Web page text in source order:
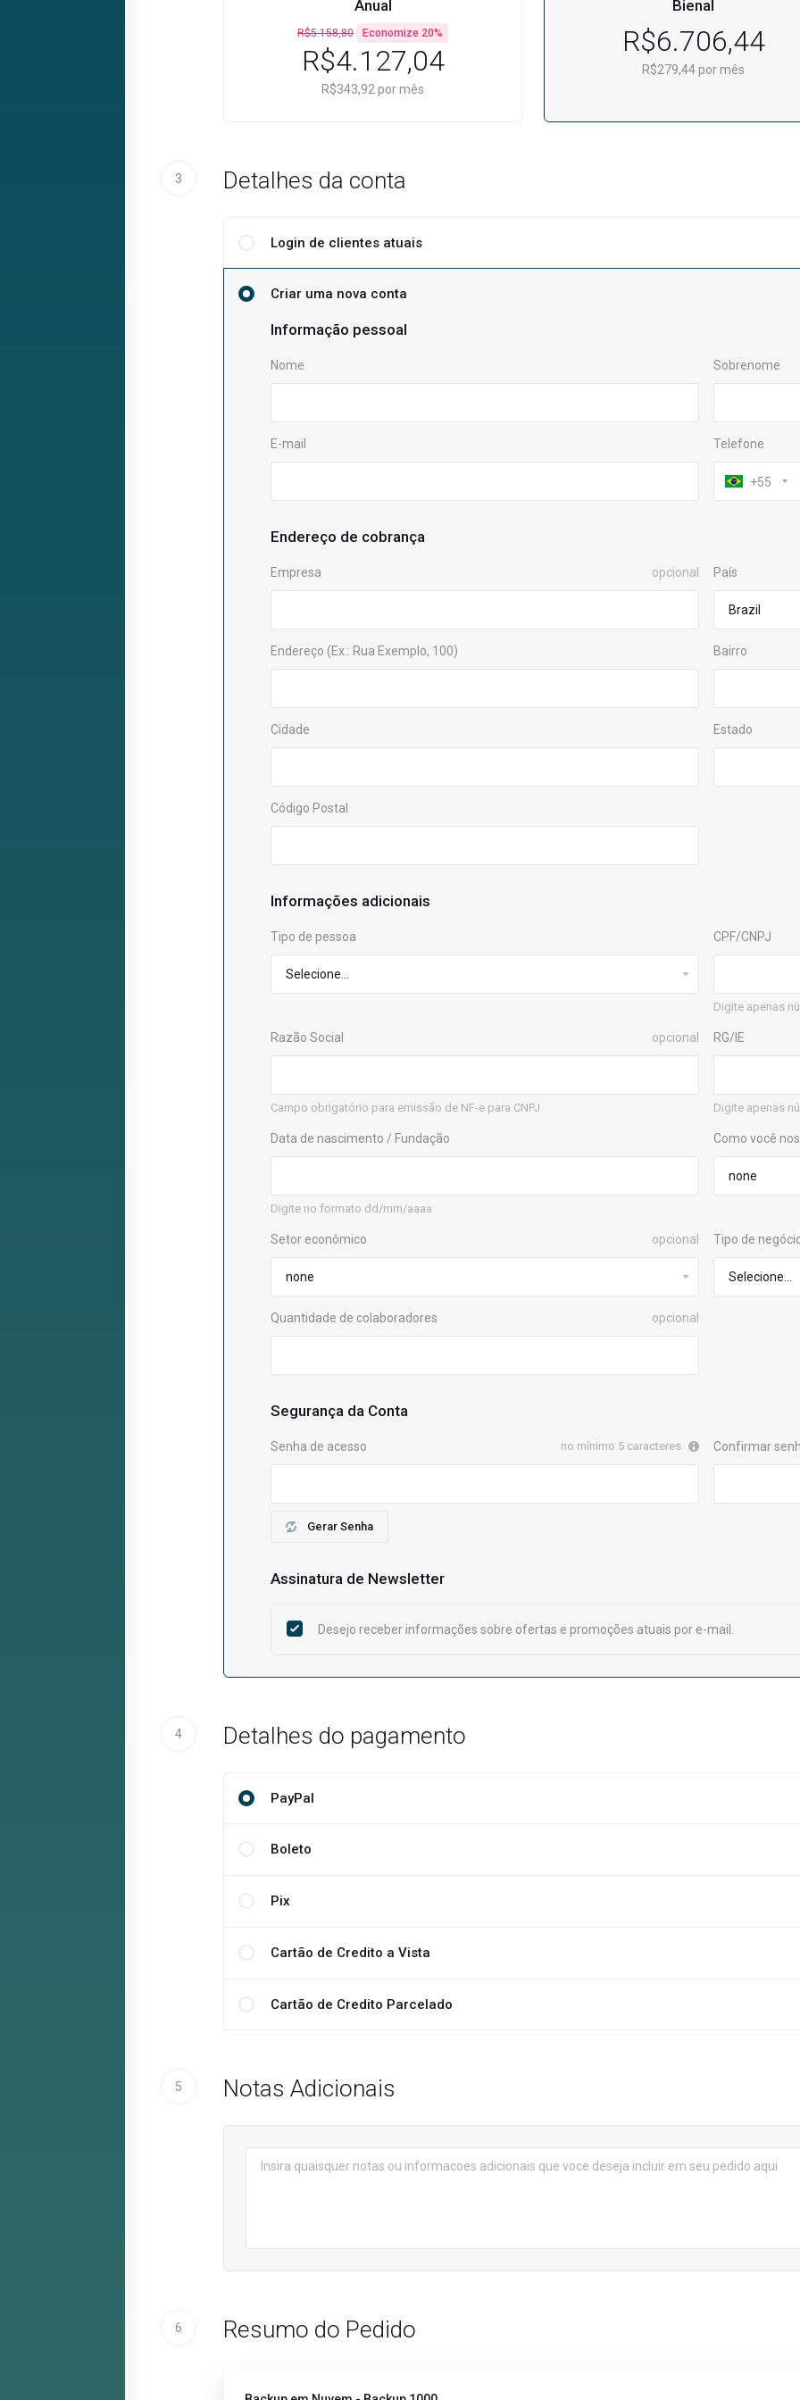
Anual
R$5.158,80 Economize 20%
R$4.127,04
R$343,92 por mês
Bienal
R$6.706,44
R$279,44 por mês
3 Detalhes da conta
Login de clientes atuais
Criar uma nova conta
Informação pessoal
Nome Sobrenome
E-mail Telefone
+55
Endereço de cobrança
Empresa opcional País
Endereço (Ex.: Rua Exemplo, 100) Bairro
Cidade Estado
Código Postal
Informações adicionais
Tipo de pessoa CPF/CNPJ
Digite apenas
Razão Social opcional
Campo obrigatório para emissão de NF-e para CNPJ
RG/IE
Digite apenas
Data de nascimento / Fundação
Digite no formato dd/mm/aaaa
Como você
Setor econômico opcional Tipo de
Quantidade de colaboradores opcional
Segurança da Conta
Senha de acesso no mínimo 5 caracteres
Gerar Senha
Confirmar
Assinatura de Newsletter
Desejo receber informações sobre ofertas e promoções atuais por e-mail.
4 Detalhes do pagamento
PayPal
Boleto
Pix
Cartão de Credito a Vista
Cartão de Credito Parcelado
5 Notas Adicionais
6 Resumo do Pedido